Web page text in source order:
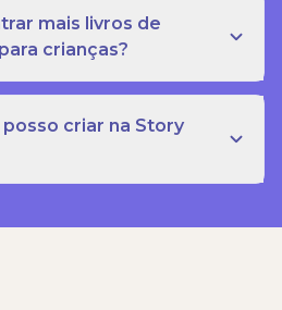
mais livros de
crianças?
criar na Story